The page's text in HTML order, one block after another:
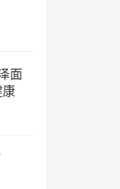
面